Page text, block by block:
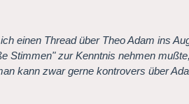
einen Thread über Theo Adam ins
Stimmen" zur Kenntnis nehmen
kann zwar gerne kontrovers über